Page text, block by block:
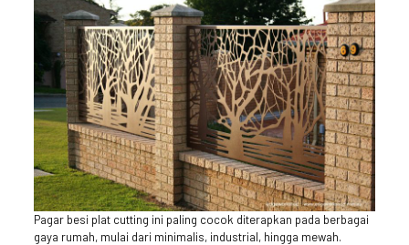
Pagar besi plat cutting ini paling cocok diterapkan pada berbagai
gaya rumah, mulai dari minimalis, industrial, hingga mewah.